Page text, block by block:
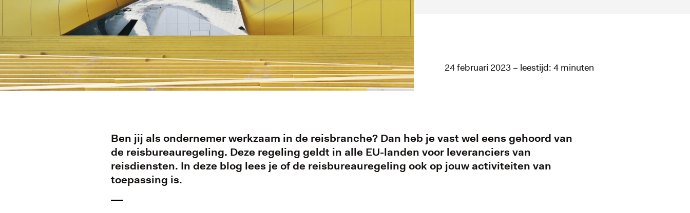
24 februari 2023 – leestijd: 4 minuten
Ben jij als ondernemer werkzaam in de reisbranche? Dan heb je vast wel eens gehoord van
de reisbureauregeling. Deze regeling geldt in alle EU-landen voor leveranciers van
reisdiensten. In deze blog lees je of de reisbureauregeling ook op jouw activiteiten van
toepassing is.